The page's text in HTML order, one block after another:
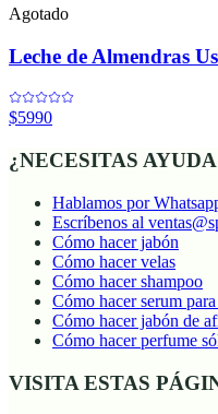
Agotado
Leche de Almendras
$5990
¿NECESITAS
Hablamos por
Escríbenos al
Cómo hacer jabón
Cómo hacer velas
Cómo hacer shampoo
Cómo hacer serum para
Cómo hacer jabón de
Cómo hacer perfume
VISITA ESTAS